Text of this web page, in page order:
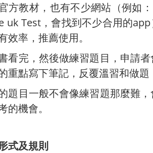
方教材，也有不少網站（例如
uk Test，會找到不少合用的
效率，推薦使用。
看完，然後做練習題目，申請
重點寫下筆記，反覆溫習和做題
題目一般不會像練習題那麼難
的機會。
式及規則